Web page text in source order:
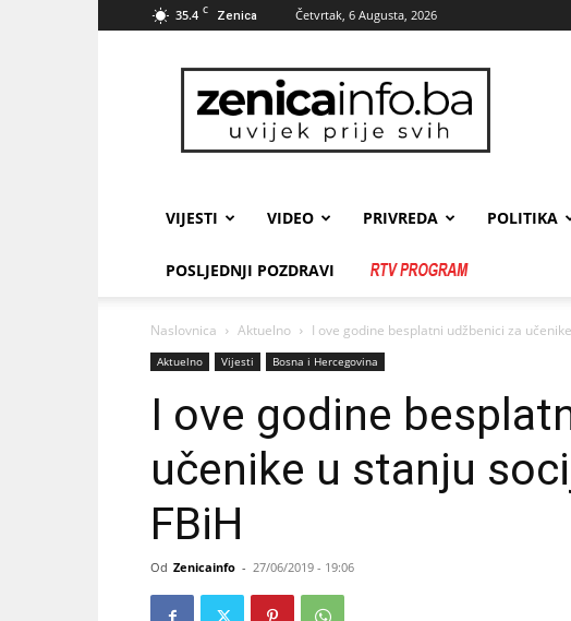
35.4 C Zenica Četvrtak, 6 Augusta, 2026
zenicainfo.ba
VIJESTI VIDEO PRIVREDA POLITIKA
POSLJEDNJI POZDRAVI
Naslovnica Aktuelno I ove godine besplatni udžbenici za
Aktuelno Vijesti Bosna i Hercegovina
I ove godine
učenike u stanju
FBiH
Od Zenicainfo - 27/06/2019 - 19:06